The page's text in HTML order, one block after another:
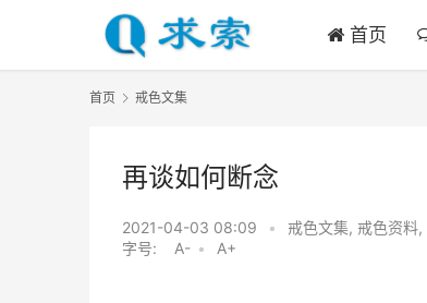
首页
首页 戒色文集
再谈如何断念
2021-04-03 08:09 • 戒色文集, 戒色资料,
字号:
A- • A+